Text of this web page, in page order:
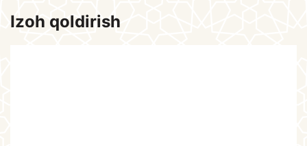
Izoh qoldirish